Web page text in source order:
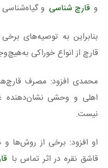
و قارچ‌ شناسی و
بنابراین به توصیه‌های
قارچ از انواع خوراکی
محمدی افزود: مصرف
اهلی و وحشی نشان‌دهنده
نیست.
او افزود: برخی از روش‌ها و
قاشق نقره در اثر تماس با